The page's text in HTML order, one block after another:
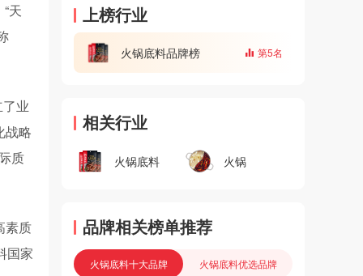
天
业
战略
质
素质
国家
上榜行业
火锅底料品牌榜 第5名
相关行业
火锅底料 火锅
品牌相关榜单推荐
火锅底料十大品牌 火锅底料优选品牌